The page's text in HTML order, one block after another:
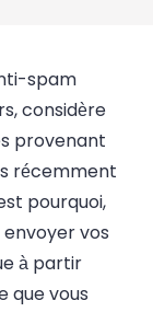
spam
considère
provenant
récemment
pourquoi,
envoyer vos
à partir
que vous